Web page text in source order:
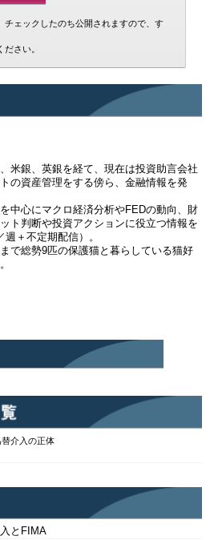
チェックしたのち公開されますので、す
さい。
米銀、英銀を経て、現在は投資助言会社
の資産管理をする傍ら、金融情報を発
中心にマクロ経済分析やFEDの動向、財
ト判断や投資アクションに役立つ情報を
＋不定期配信）。
で総勢9匹の保護猫と暮らしている猫好
介入の正体
とFIMA